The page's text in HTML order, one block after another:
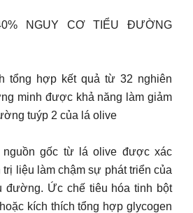
NGUY CƠ TIỂU ĐƯỜNG
tổng hợp kết quả từ 32 nghiên
minh được khả năng làm giảm
tuýp 2 của lá olive
nguồn gốc từ lá olive được xác
liệu làm chậm sự phát triển của
đường. Ức chế tiêu hóa tinh bột
kích thích tổng hợp glycogen